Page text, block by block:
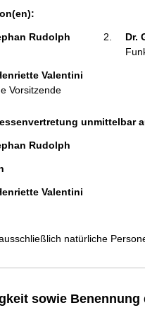
Rudolph
Dr.
Valentini
Vorsitzende
unmittelbar
Rudolph
Valentini
natürliche
sowie Benennung